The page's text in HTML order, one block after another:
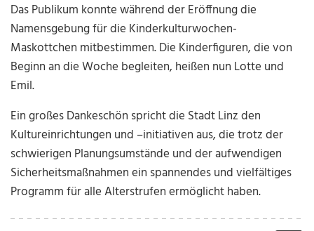
Das Publikum konnte während der Eröffnung die
Namensgebung für die Kinderkulturwochen-
Maskottchen mitbestimmen. Die Kinderfiguren, die von
Beginn an die Woche begleiten, heißen nun Lotte und
Emil.
Ein großes Dankeschön spricht die Stadt Linz den
Kultureinrichtungen und –initiativen aus, die trotz der
schwierigen Planungsumstände und der aufwendigen
Sicherheitsmaßnahmen ein spannendes und vielfältiges
Programm für alle Alterstrufen ermöglicht haben.